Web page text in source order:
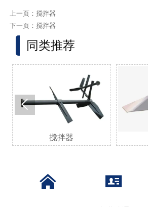
上一页： 搅拌器
下一页： 搅拌器
同类推荐
搅拌器

 